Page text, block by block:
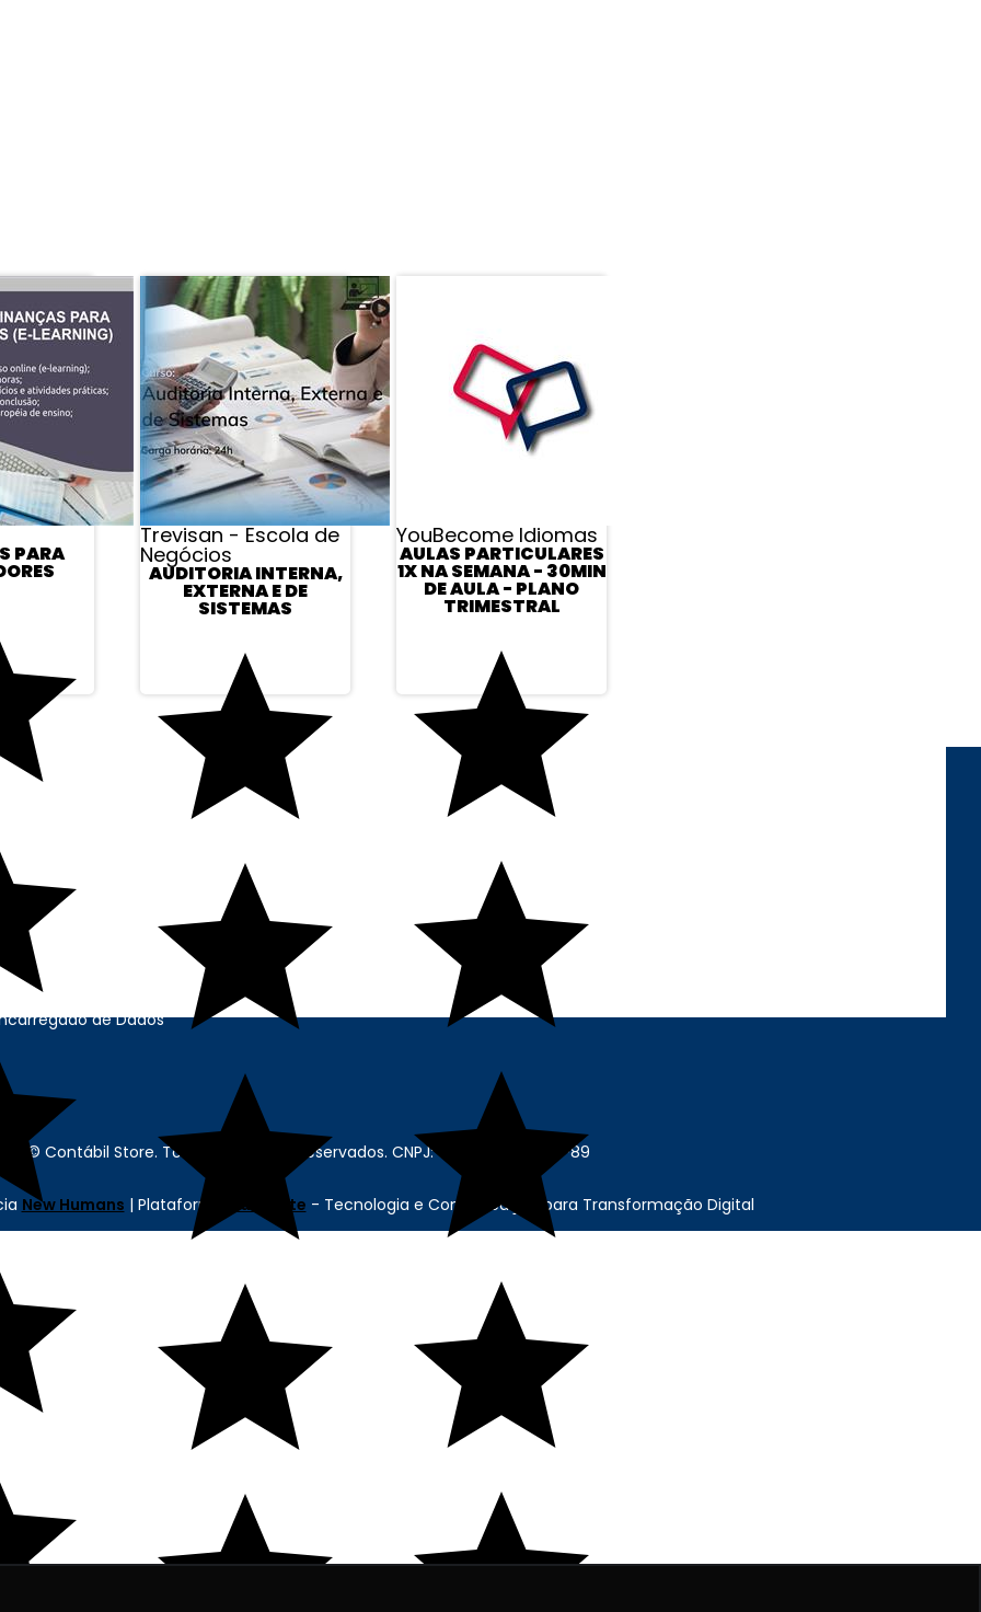
a partir da data de liberação.
a confirmação da compra.
PARA
Trevisan - Escola de
Negócios
AUDITORIA INTERNA,
EXTERNA E DE
SISTEMAS
YouBecome Idiomas
AULAS PARTICULARES
1X NA SEMANA - 30MIN
DE AULA - PLANO
TRIMESTRAL
- Usuário
Store
de Dados
CONTATO
(11) 99271-8644
- © Contábil Store. Todos os Direitos Reservados. CNPJ: 62.636.675/0001-89
New Humans | Plataforma Add Suite - Tecnologia e Comunicação para Transformação Digital